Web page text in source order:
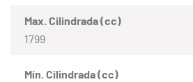
Max. Cilindrada (cc)
1799
Mín. Cilindrada (cc)